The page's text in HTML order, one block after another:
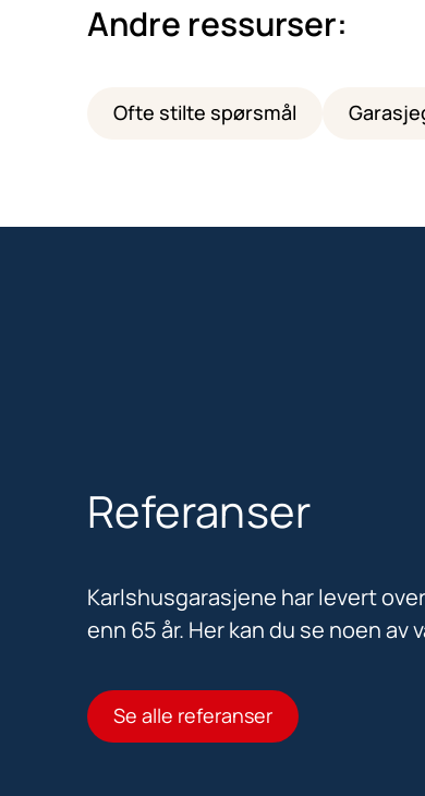
Andre ressurser:
Ofte stilte spørsmål
Referanser
Karlshusgarasjene har levert
enn 65 år. Her kan du se noen av
Se alle referanser